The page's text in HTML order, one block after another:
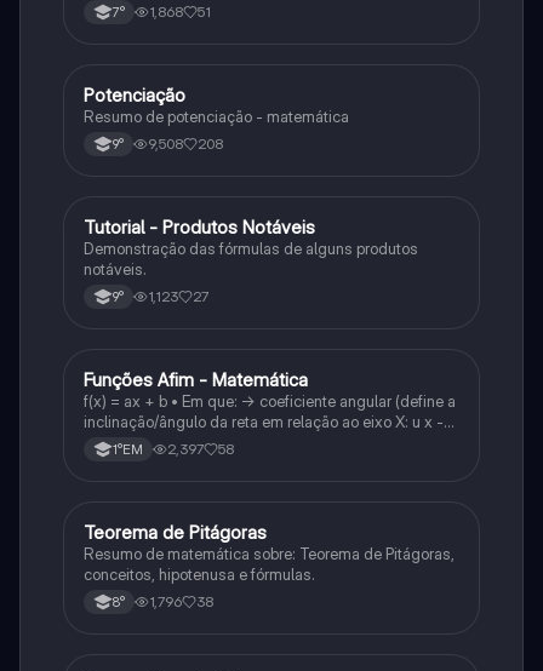
7° 1,868 51
Matematica
Potenciação
Resumo de potenciação - matemática
9° 9,508 208
Matematica
Tutorial - Produtos Notáveis
Demonstração das fórmulas de alguns produtos
notáveis.
9° 1,123 27
Matematica
Funções Afim - Matemática
f(x) = ax + b • Em que: -> coeficiente angular (define a
inclinação/ângulo da reta em relação ao eixo X: u x -
variável: a b → coeficiente linear (valor que corta o
eixo y).
1°EM 2,397 58
Matematica
Teorema de Pitágoras
Resumo de matemática sobre: Teorema de Pitágoras,
conceitos, hipotenusa e fórmulas.
8° 1,796 38